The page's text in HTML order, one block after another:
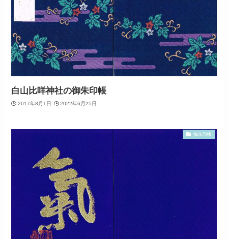
白山比咩神社の御朱印帳
2017年8月1日 2022年6月25日
御朱印帳